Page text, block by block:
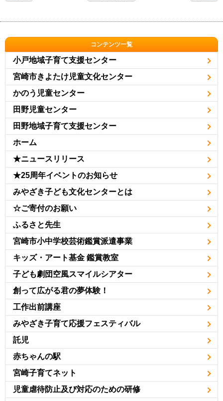
コンテンツ一覧
小戸地域子育て支援センター
宮崎市きよたけ児童文化センター
かのう児童センター
田野児童センター
田野地域子育て支援センター
ホーム
★ニュースリリース
★25周年イベントのお知らせ
みやざき子ども文化センターとは
☆ご寄付のお願い
ふるさと先生
宮崎市小中学校芸術鑑賞派遣事業
キッズ・アート基金 鑑賞教室
子ども劇団空風スマイルシアター
創って広がる君の夢体験！
工作出前講座
みやざき子育て応援フェスティバル
託児
赤ちゃんの駅
宮崎子育てネット
児童虐待防止及び対応のための研修